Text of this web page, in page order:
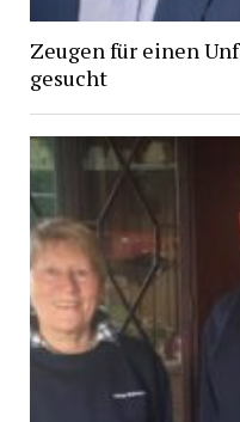
Zeugen für einen
gesucht